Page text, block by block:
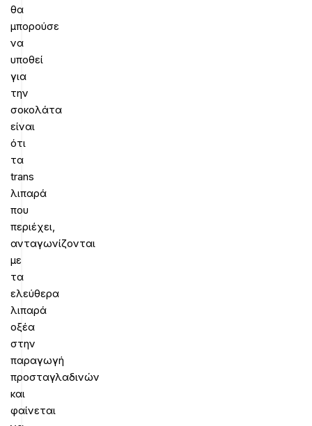
θα
μπορούσε
να
υποθεί
για
την
σοκολάτα
είναι
ότι
τα
trans
λιπαρά
που
περιέχει,
ανταγωνίζονται
με
τα
ελεύθερα
λιπαρά
οξέα
στην
παραγωγή
προσταγλαδινών
και
φαίνεται